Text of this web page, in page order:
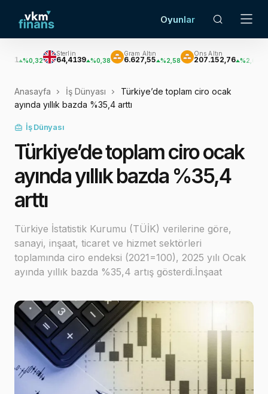
Oyunlar
Sterlin
64,4139 %0,38
Gram Altın
6.627,55 %2,58
Ons Altın
207.152,76 %2,62
Anasayfa İş Dünyası
Türkiye’de toplam ciro ocak
ayında yıllık bazda %35,4 arttı
İş Dünyası
Türkiye’de toplam ciro ocak
ayında yıllık bazda %35,4
arttı
Türkiye İstatistik Kurumu (TÜİK) verilerine göre,
sanayi, inşaat, ticaret ve hizmet sektörleri
toplamında ciro endeksi (2021=100), 2025 yılı Ocak
ayında yıllık bazda %35,4 artış gösterdi.İnşaat
endeksine alt sektörler bazında bakıldığında, 2025
yıl…